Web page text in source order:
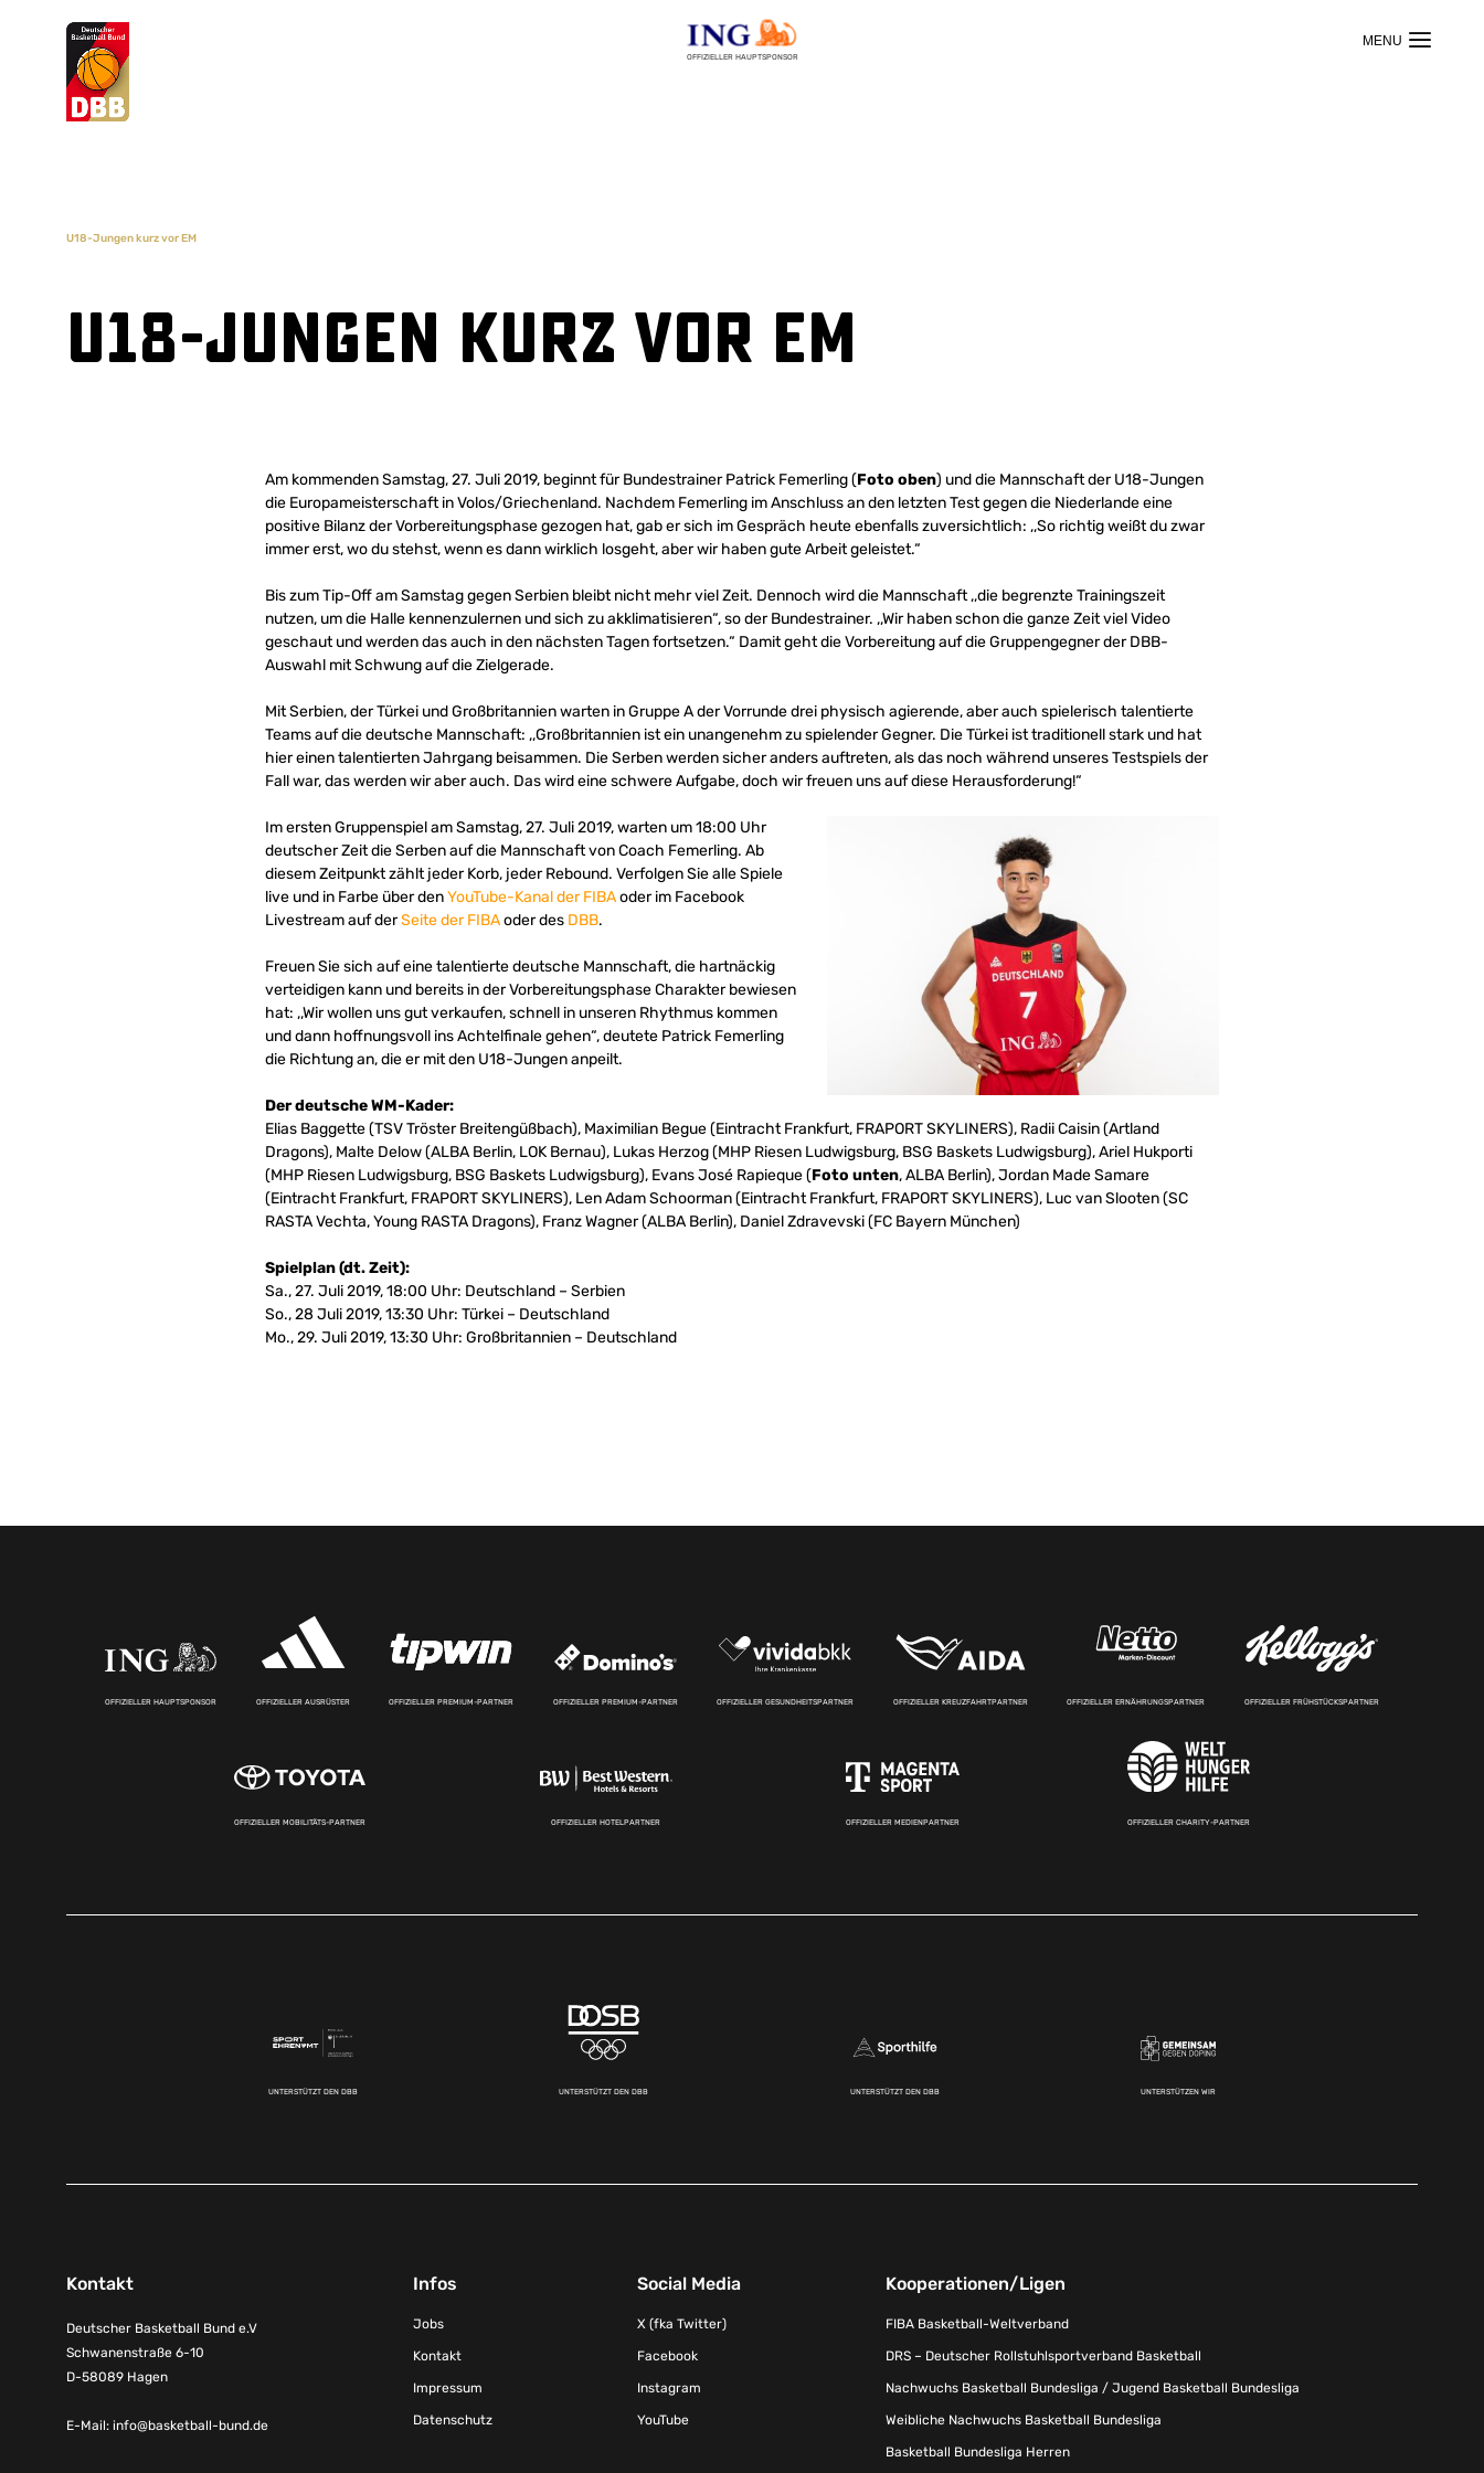
OFFIZIELLER HAUPTSPONSOR
Suchvorschläge
U18-Jungen kurz vor EM
U18-Jungen kurz vor EM
Am kommenden Samstag, 27. Juli 2019, beginnt für Bundestrainer Patrick Femerling (Foto oben) und die Mannschaft der U18-Jungen
die Europameisterschaft in Volos/Griechenland. Nachdem Femerling im Anschluss an den letzten Test gegen die Niederlande eine
positive Bilanz der Vorbereitungsphase gezogen hat, gab er sich im Gespräch heute ebenfalls zuversichtlich: ,,So richtig weißt du zwar
immer erst, wo du stehst, wenn es dann wirklich losgeht, aber wir haben gute Arbeit geleistet.“
Bis zum Tip-Off am Samstag gegen Serbien bleibt nicht mehr viel Zeit. Dennoch wird die Mannschaft ,,die begrenzte Trainingszeit
nutzen, um die Halle kennenzulernen und sich zu akklimatisieren“, so der Bundestrainer. ,,Wir haben schon die ganze Zeit viel Video
geschaut und werden das auch in den nächsten Tagen fortsetzen.“ Damit geht die Vorbereitung auf die Gruppengegner der DBB-
Auswahl mit Schwung auf die Zielgerade.
Mit Serbien, der Türkei und Großbritannien warten in Gruppe A der Vorrunde drei physisch agierende, aber auch spielerisch talentierte
Teams auf die deutsche Mannschaft: ,,Großbritannien ist ein unangenehm zu spielender Gegner. Die Türkei ist traditionell stark und hat
hier einen talentierten Jahrgang beisammen. Die Serben werden sicher anders auftreten, als das noch während unseres Testspiels der
Fall war, das werden wir aber auch. Das wird eine schwere Aufgabe, doch wir freuen uns auf diese Herausforderung!“
Im ersten Gruppenspiel am Samstag, 27. Juli 2019, warten um 18:00 Uhr
deutscher Zeit die Serben auf die Mannschaft von Coach Femerling. Ab
diesem Zeitpunkt zählt jeder Korb, jeder Rebound. Verfolgen Sie alle Spiele
live und in Farbe über denYouTube-Kanal der FIBAoder im Facebook
Livestream auf derSeite der FIBAoder des DBB.
Freuen Sie sich auf eine talentierte deutsche Mannschaft, die hartnäckig
verteidigen kann und bereits in der Vorbereitungsphase Charakter bewiesen
hat: ,,Wir wollen uns gut verkaufen, schnell in unseren Rhythmus kommen
und dann hoffnungsvoll ins Achtelfinale gehen“, deutete Patrick Femerling
die Richtung an, die er mit den U18-Jungen anpeilt.
Der deutsche WM-Kader:
Elias Baggette (TSV Tröster Breitengüßbach), Maximilian Begue (Eintracht Frankfurt, FRAPORT SKYLINERS), Radii Caisin (Artland
Dragons), Malte Delow (ALBA Berlin, LOK Bernau), Lukas Herzog (MHP Riesen Ludwigsburg, BSG Baskets Ludwigsburg), Ariel Hukporti
(MHP Riesen Ludwigsburg, BSG Baskets Ludwigsburg), Evans José Rapieque (Foto unten, ALBA Berlin), Jordan Made Samare
(Eintracht Frankfurt, FRAPORT SKYLINERS), Len Adam Schoorman (Eintracht Frankfurt, FRAPORT SKYLINERS), Luc van Slooten (SC
RASTA Vechta, Young RASTA Dragons), Franz Wagner (ALBA Berlin), Daniel Zdravevski (FC Bayern München)
Spielplan (dt. Zeit):
Sa., 27. Juli 2019, 18:00 Uhr: Deutschland – Serbien
So., 28 Juli 2019, 13:30 Uhr: Türkei – Deutschland
Mo., 29. Juli 2019, 13:30 Uhr: Großbritannien – Deutschland
OFFIZIELLER HAUPTSPONSOR OFFIZIELLER AUSRÜSTER OFFIZIELLER PREMIUM-PARTNER OFFIZIELLER PREMIUM-PARTNER OFFIZIELLER GESUNDHEITSPARTNER OFFIZIELLER KREUZFAHRTPARTNER OFFIZIELLER ERNÄHRUNGSPARTNER OFFIZIELLER FRÜHSTÜCKSPARTNER
OFFIZIELLER MOBILITÄTS-PARTNER OFFIZIELLER HOTELPARTNER OFFIZIELLER MEDIENPARTNER OFFIZIELLER CHARITY-PARTNER
UNTERSTÜTZT DEN DBB UNTERSTÜTZT DEN DBB UNTERSTÜTZT DEN DBB UNTERSTÜTZEN WIR
Kontakt
Deutscher Basketball Bund e.V
Schwanenstraße 6-10
D-58089 Hagen
E-Mail: info@basketball-bund.de
Infos
Jobs
Kontakt
Impressum
Datenschutz
Social Media
X (fka Twitter)
Facebook
Instagram
YouTube
Kooperationen/Ligen
FIBA Basketball-Weltverband
DRS – Deutscher Rollstuhlsportverband Basketball
Nachwuchs Basketball Bundesliga / Jugend Basketball Bundesliga
Weibliche Nachwuchs Basketball Bundesliga
Basketball Bundesliga Herren